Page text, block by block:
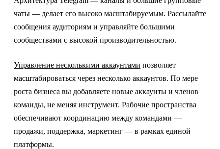
чаты — делает его высоко масштабируемым. Рассылайте
сообщения аудиториям и управляйте большими
сообществами с высокой производительностью.
Управление несколькими аккаунтами позволяет
масштабироваться через несколько аккаунтов. По мере
роста бизнеса вы добавляете новые аккаунты и членов
команды, не меняя инструмент. Рабочие пространства
обеспечивают координацию между командами —
продажи, поддержка, маркетинг — в рамках единой
платформы.